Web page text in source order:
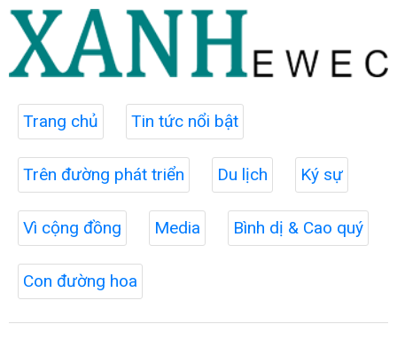
Trang chủ Tin tức nổi bật
Trên đường phát triển Du lịch Ký sự
Vì cộng đồng Media Bình dị & Cao quý
Con đường hoa